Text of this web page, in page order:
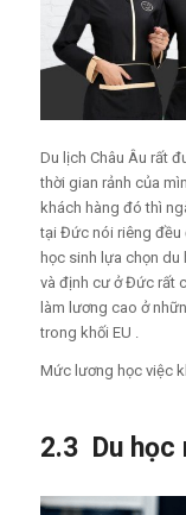
Du lịch Châu Âu rất
thời gian rảnh của
khách hàng đó thì
tại Đức nói riêng đều
học sinh lựa chọn du
và định cư ở Đức rất
làm lương cao ở
trong khối EU .
Mức lương học việc
2.3 Du học